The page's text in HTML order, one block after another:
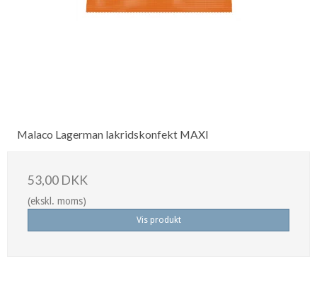
Malaco Lagerman lakridskonfekt MAXI
53,00 DKK
(ekskl. moms)
Vis produkt